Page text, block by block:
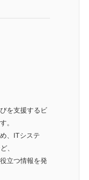
を支援するビ
。
、ITシステ
、
立つ情報を発